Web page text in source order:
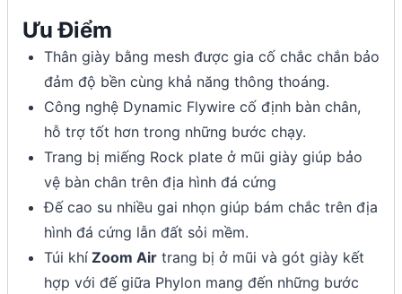
Ưu Điểm
Thân giày bằng mesh được gia cố chắc chắn bảo
đảm độ bền cùng khả năng thông thoáng.
Công nghệ Dynamic Flywire cố định bàn chân,
hỗ trợ tốt hơn trong những bước chạy.
Trang bị miếng Rock plate ở mũi giày giúp bảo
vệ bàn chân trên địa hình đá cứng
Đế cao su nhiều gai nhọn giúp bám chắc trên địa
hình đá cứng lẫn đất sỏi mềm.
Túi khí Zoom Air trang bị ở mũi và gót giày kết
hợp với đế giữa Phylon mang đến những bước